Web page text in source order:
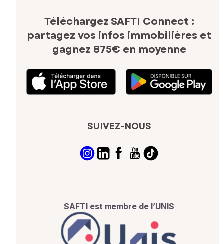
Téléchargez SAFTI Connect :
partagez vos infos immobilières et
gagnez 875€ en moyenne
SUIVEZ-NOUS
SAFTI est membre de l’UNIS